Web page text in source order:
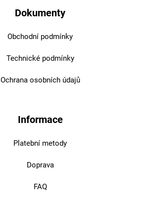
Dokumenty
Obchodní podmínky
Technické podmínky
Ochrana osobních údajů
Informace
Platební metody
Doprava
FAQ